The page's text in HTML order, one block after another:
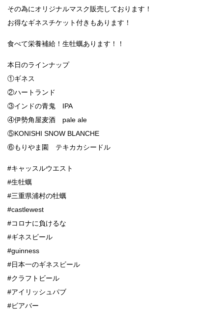
その為にオリジナルマスク販売しております！
お得なギネスチケット付きもあります！
食べて栄養補給！生牡蠣あります！！
本日のラインナップ
①ギネス
②ハートランド
③インドの青鬼 IPA
④伊勢角屋麦酒 pale ale
⑤KONISHI SNOW BLANCHE
⑥もりやま園 テキカカシードル
#キャッスルウエスト
#生牡蠣
#三重県浦村の牡蠣
#castlewest
#コロナに負けるな
#ギネスビール
#guinness
#日本一のギネスビール
#クラフトビール
#アイリッシュパブ
#ビアバー